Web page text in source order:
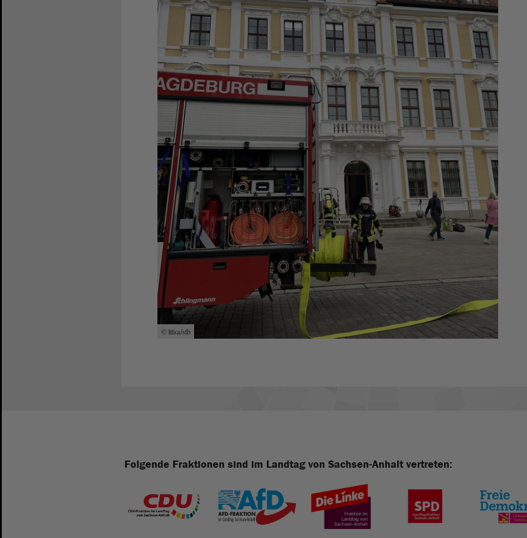
© ltlsa/stb
Folgende Fraktionen sind im Landtag von Sachsen-Anhalt vertreten: